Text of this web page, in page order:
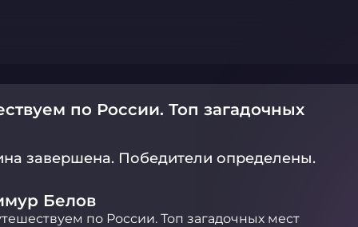
по России. Топ загадочных
завершена. Победители определены.
Белов
по России. Топ загадочных мест